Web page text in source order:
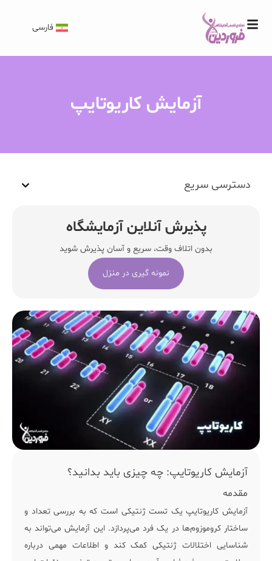
فارسی
آزمایش کاریوتایپ
آزمایش کاریوتایپ: چه چیزی باید بدانید؟
مقدمه
آزمایش کاریوتایپ یک تست ژنتیکی است که به بررسی تعداد و
ساختار کروموزوم‌ها در یک فرد می‌پردازد. این آزمایش می‌تواند به
شناسایی اختلالات ژنتیکی کمک کند و اطلاعات مهمی درباره
دسترسی سریع
پذیرش آنلاین آزمایشگاه
بدون اتلاف وقت، سریع و آسان پذیرش شوید
نمونه گیری در منزل